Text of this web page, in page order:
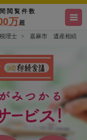
閲覧件数
万超
理士 嘉麻市 遺産相続